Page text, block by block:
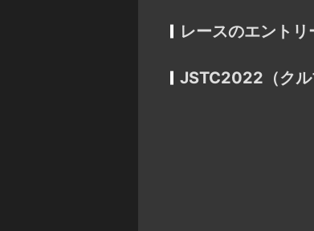
レースのエント
JSTC2022（クル